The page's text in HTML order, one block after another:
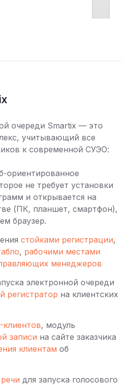
очереди Smartix — это
учитывающий все
к современной СУЭО:
ориентированное
не требует установки
и открывается на
(ПК, планшет, смартфон),
браузер.
стойками регистрации,
, рабочими местами
менеджеров
электронной очереди
регистратор на клиентских
клиентов, модуль
записи на сайте заказчика
клиентам об
для запуска голосового